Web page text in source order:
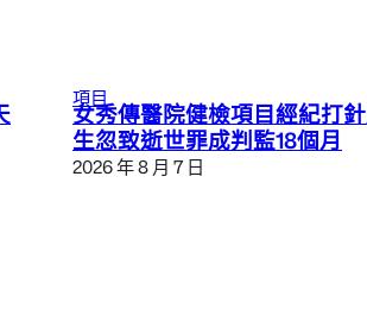
項目
女秀傳醫院健檢項目經紀打
生忽致逝世罪成判監18個月
2026 年 8 月 7 日